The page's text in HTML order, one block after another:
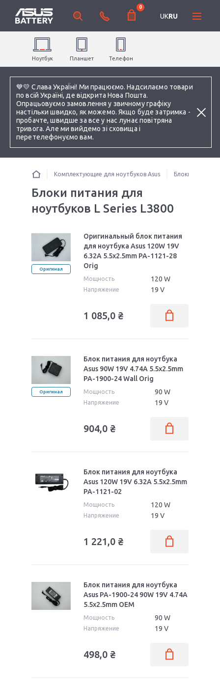
💙💛 Слава УкраЇні! Ми працюємо. Надсилаємо товари
по всій Україні, де відкрита Нова Пошта.
Опрацьовуємо замовлення у звичному графіку
настільки швидко, як можемо. Якщо буде затримка -
пробачте, швидше за все у нас лунає повітряна
тривога. Але ми вийдемо зі сховища і
перетелефонуємо вам.
0
UKRU
Ноутбук Планшет Телефон
Комплектующие для ноутбуков Asus Блоки питания
Блоки питания для
ноутбуков L Series L3800
Оригинал
Оригинальный блок питания
для ноутбука Asus 120W 19V
6.32A 5.5x2.5mm PA-1121-28
Orig
Мощность 120 W
Напряжение 19 V
1 085,0 ₴
Оригинал
Блок питания для ноутбука
Asus 90W 19V 4.74A 5.5x2.5mm
PA-1900-24 Wall Orig
Мощность 90 W
Напряжение 19 V
904,0 ₴
Блок питания для ноутбука
Asus 120W 19V 6.32A 5.5x2.5mm
PA-1121-02
Мощность 120 W
Напряжение 19 V
1 221,0 ₴
Блок питания для ноутбука
Asus PA-1900-24 90W 19V 4.74A
5.5x2.5mm OEM
Мощность 90 W
Напряжение 19 V
498,0 ₴